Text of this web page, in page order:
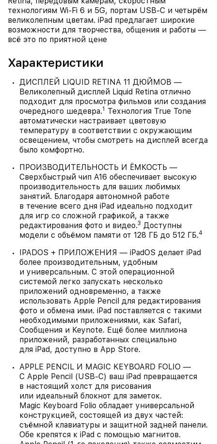
технологиям Wi-Fi 6 и 5G, портам USB-C и четырём
великолепным цветам. iPad предлагает широкие
возможности для творчества, общения и работы —
всё это по приятной цене
Характеристики
ДИСПЛЕЙ LIQUID RETINA 11 ДЮЙМОВ —
Великолепный дисплей Liquid Retina отлично
подходит для просмотра фильмов или создания
очередного шедевра.1
Технология True Tone
автоматически настраивает цветовую
температуру в соответствии с окружающим
освещением, чтобы смотреть на дисплей всегда
было комфортно.
ПРОИЗВОДИТЕЛЬНОСТЬ И ЁМКОСТЬ —
Сверхбыстрый чип A16 обеспечивает высокую
производительность для ваших любимых
занятий. Благодаря автономной работе
в течение всего дня iPad идеально подходит
для игр со сложной графикой, а также
редактирования фото и видео.3 Доступны
модели с объёмом памяти от 128 ГБ до 512 ГБ.4
IPADOS + ПРИЛОЖЕНИЯ — iPadOS делает iPad
более производительным, удобным
и универсальным. С этой операционной
системой легко запускать несколько
приложений одновременно, а также
использовать Apple Pencil для редактирования
фото и обмена ими. iPad поставляется с такими
необходимыми приложениями, как Safari,
Сообщения и Keynote. Ещё более миллиона
приложений, разработанных специально
для iPad, доступно в App Store.
APPLE PENCIL И MAGIC KEYBOARD FOLIO —
С Apple Pencil (USB-C) ваш iPad превращается
в настоящий холст для рисования
или идеальный блокнот для заметок.
Magic Keyboard Folio обладает универсальной
конструкцией, состоящей из двух частей:
съёмной клавиатуры и защитной задней панели.
Обе крепятся к iPad с помощью магнитов.